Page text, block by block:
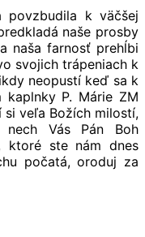
povzbudila k väčšej
naše prosby
naša farnosť prehĺbi
svojich trápeniach k
neopustí keď sa k
kaplnky P. Márie ZM
veľa Božích milostí,
nech Vás Pán Boh
ktoré ste nám dnes
počatá, oroduj za